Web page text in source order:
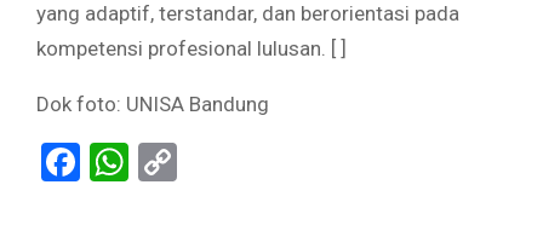
yang adaptif, terstandar, dan berorientasi pada
kompetensi profesional lulusan. [ ]
Dok foto: UNISA Bandung
Facebook
WhatsApp